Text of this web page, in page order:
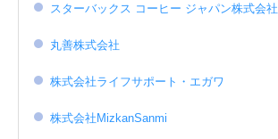
スターバックス コーヒー ジャパン株式会社
丸善株式会社
株式会社ライフサポート・エガワ
株式会社MizkanSanmi